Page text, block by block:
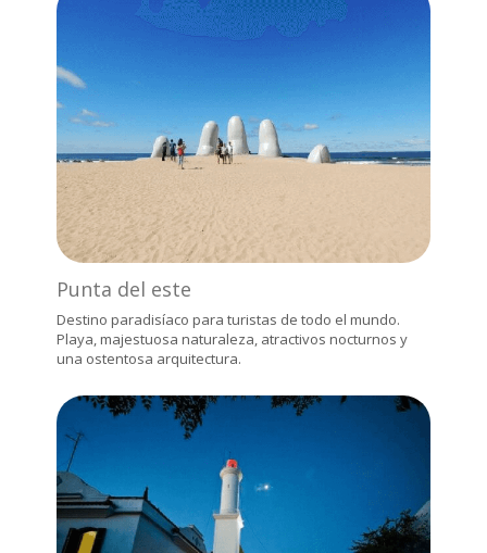
Punta del este
Destino paradisíaco para turistas de todo el mundo.
Playa, majestuosa naturaleza, atractivos nocturnos y
una ostentosa arquitectura.